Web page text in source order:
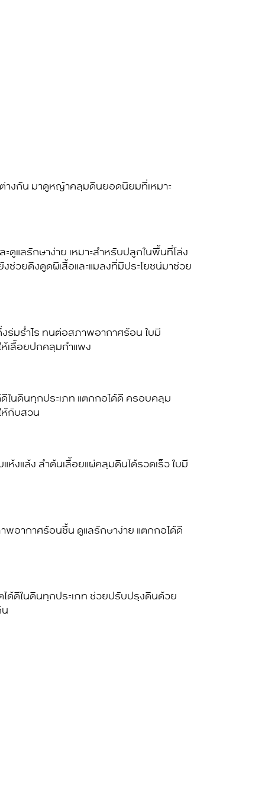
างกัน มาดูหญ้าคลุมดินยอดนิยมที่เหมาะ
ดูแลรักษาง่าย เหมาะสำหรับปลูกในพื้นที่โล่ง
วยดึงดูดผีเสื้อและแมลงที่มีประโยชน์มาช่วย
ร่มร่ำไร ทนต่อสภาพอากาศร้อน ใบมี
เลื้อยปกคลุมกำแพง
ดีในดินทุกประเภท แตกกอได้ดี ครอบคลุม
ห้กับสวน
งแล้ง ลำต้นเลื้อยแผ่คลุมดินได้รวดเร็ว ใบมี
พอากาศร้อนชื้น ดูแลรักษาง่าย แตกกอได้ดี
ด้ดีในดินทุกประเภท ช่วยปรับปรุงดินด้วย